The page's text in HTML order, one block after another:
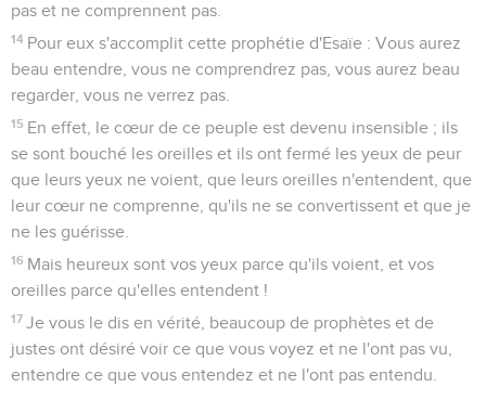
pas et ne comprennent pas.
14 Pour eux s'accomplit cette prophétie d'Esaïe : Vous aurez
beau entendre, vous ne comprendrez pas, vous aurez beau
regarder, vous ne verrez pas.
15 En effet, le cœur de ce peuple est devenu insensible ; ils
se sont bouché les oreilles et ils ont fermé les yeux de peur
que leurs yeux ne voient, que leurs oreilles n'entendent, que
leur cœur ne comprenne, qu'ils ne se convertissent et que je
ne les guérisse.
16 Mais heureux sont vos yeux parce qu'ils voient, et vos
oreilles parce qu'elles entendent !
17 Je vous le dis en vérité, beaucoup de prophètes et de
justes ont désiré voir ce que vous voyez et ne l'ont pas vu,
entendre ce que vous entendez et ne l'ont pas entendu.